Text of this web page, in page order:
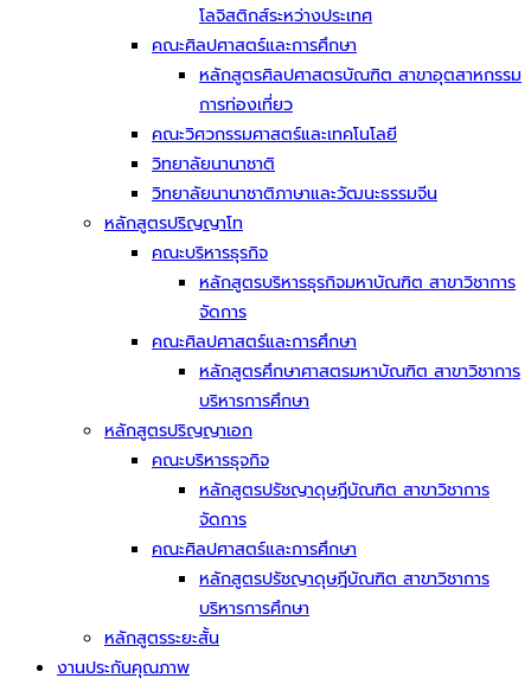
โลจิสติกส์ระหว่างประเทศ
คณะศิลปศาสตร์และการศึกษา
หลักสูตรศิลปศาสตรบัณฑิต สาขาอุตสาหกรรม
การท่องเที่ยว
คณะวิศวกรรมศาสตร์และเทคโนโลยี
วิทยาลัยนานาชาติ
วิทยาลัยนานาชาติภาษาและวัฒนะธรรมจีน
หลักสูตรปริญญาโท
คณะบริหารธุรกิจ
หลักสูตรบริหารธุรกิจมหาบัณฑิต สาขาวิชาการ
จัดการ
คณะศิลปศาสตร์และการศึกษา
หลักสูตรศึกษาศาสตรมหาบัณฑิต สาขาวิชาการ
บริหารการศึกษา
หลักสูตรปริญญาเอก
คณะบริหารธุจกิจ
หลักสูตรปรัชญาดุษฎีบัณฑิต สาขาวิชาการ
จัดการ
คณะศิลปศาสตร์และการศึกษา
หลักสูตรปรัชญาดุษฎีบัณฑิต สาขาวิชาการ
บริหารการศึกษา
หลักสูตรระยะสั้น
งานประกันคุณภาพ